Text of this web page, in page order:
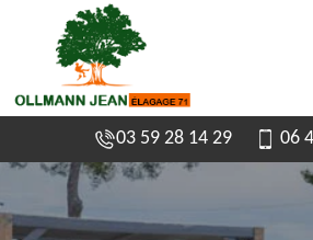
03 59 28 14 29 06